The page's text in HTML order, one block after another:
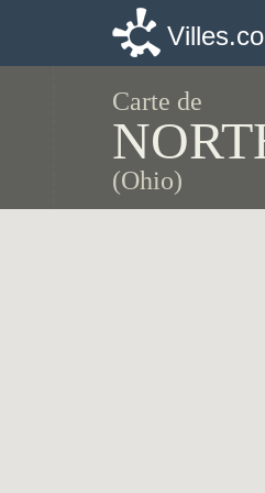
Villes.co
Carte de
(Ohio)
Villes.co